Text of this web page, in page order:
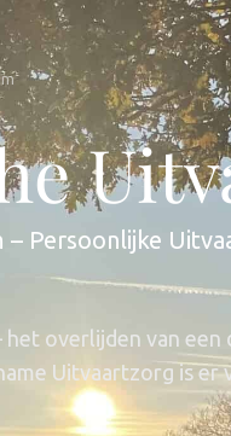
Persoonlijke
het overlijden van
Uitvaartzorg is er